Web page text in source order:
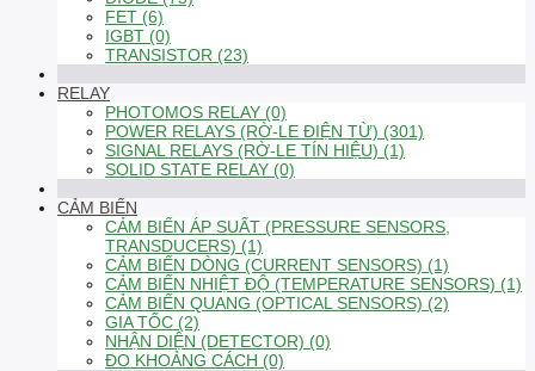
FET (6)
IGBT (0)
TRANSISTOR (23)
RELAY
PHOTOMOS RELAY (0)
POWER RELAYS (RỜ-LE ĐIỆN TỪ) (301)
SIGNAL RELAYS (RỜ-LE TÍN HIỆU) (1)
SOLID STATE RELAY (0)
CẢM BIẾN
CẢM BIẾN ÁP SUẤT (PRESSURE SENSORS,
TRANSDUCERS) (1)
CẢM BIẾN DÒNG (CURRENT SENSORS) (1)
CẢM BIẾN NHIỆT ĐỘ (TEMPERATURE SENSORS) (1)
CẢM BIẾN QUANG (OPTICAL SENSORS) (2)
GIA TỐC (2)
NHẬN DIỆN (DETECTOR) (0)
ĐO KHOẢNG CÁCH (0)